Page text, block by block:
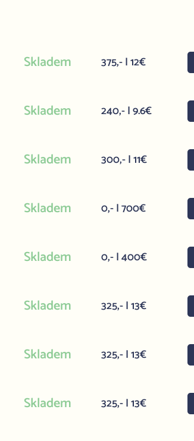
Skladem 375,- | 12€
Skladem 240,- | 9.6€
Skladem 300,- | 11€
Skladem 0,- | 700€
Skladem 0,- | 400€
Skladem 325,- | 13€
Skladem 325,- | 13€
Skladem 325,- | 13€